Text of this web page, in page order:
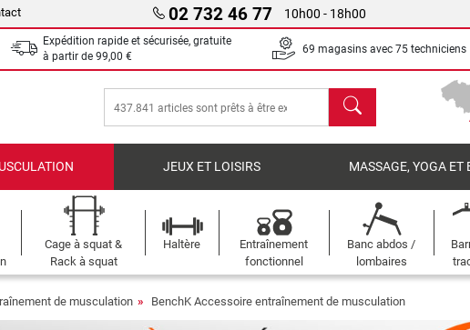
02 732 46 77 10h00 - 18h00
Expédition rapide et sécurisée, gratuite
à partir de 99,00 €
69 magasins avec 75 techniciens
chercher
JEUX ET LOISIRS MASSAGE, YOGA ET
Cage à squat &
Rack à squat
Haltère
Entraînement
fonctionnel
Banc abdos /
lombaires
de musculation BenchK Accessoire entraînement de musculation